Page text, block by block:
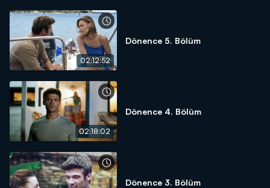
02:12:52
Dönence 5. Bölüm
02:18:02
Dönence 4. Bölüm
Dönence 3. Bölüm